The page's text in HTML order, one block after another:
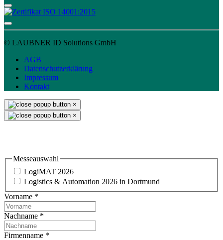
© LAUBNER ID Solutions GmbH
AGB
Datenschutzerklärung
Impressum
Kontakt
×
×
Messeauswahl
LogiMAT 2026
Logistics & Automation 2026 in Dortmund
Vorname *
Nachname *
Firmenname *